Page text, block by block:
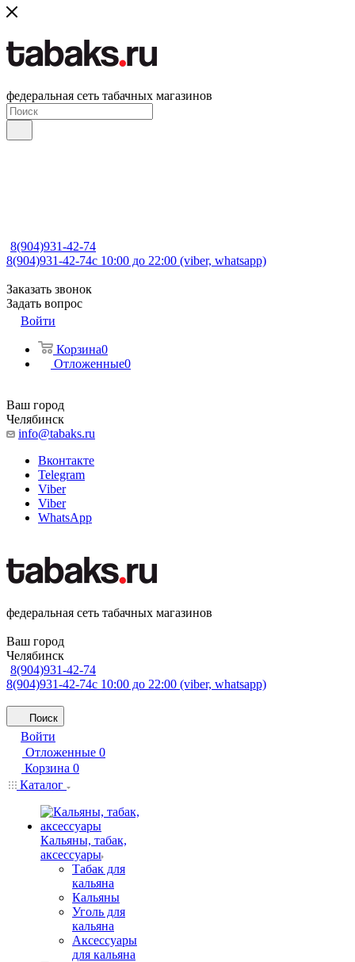
федеральная сеть табачных магазинов
8(904)931-42-74
8(904)931-42-74с 10:00 до 22:00 (viber, whatsapp)
Заказать звонок
Задать вопрос
Войти
Корзина0
Отложенные0
Ваш город
Челябинск
info@tabaks.ru
Вконтакте
Telegram
Viber
Viber
WhatsApp
федеральная сеть табачных магазинов
Ваш город
Челябинск
8(904)931-42-74
8(904)931-42-74с 10:00 до 22:00 (viber, whatsapp)
Поиск
Войти
Отложенные 0
Корзина 0
Каталог
Кальяны, табак,
аксессуары
Табак для
кальяна
Кальяны
Уголь для
кальяна
Аксессуары
для кальяна